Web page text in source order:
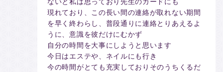
現れており、この長い間の連絡が取れない期間
を早く終わらし、普段通りに連絡とりあえるよ
うに、意識を彼だけにむかず
自分の時間を大事にしようと思います
今日はエステや、ネイルにも行き
今の時間がとても充実しておりそのうちくるだ